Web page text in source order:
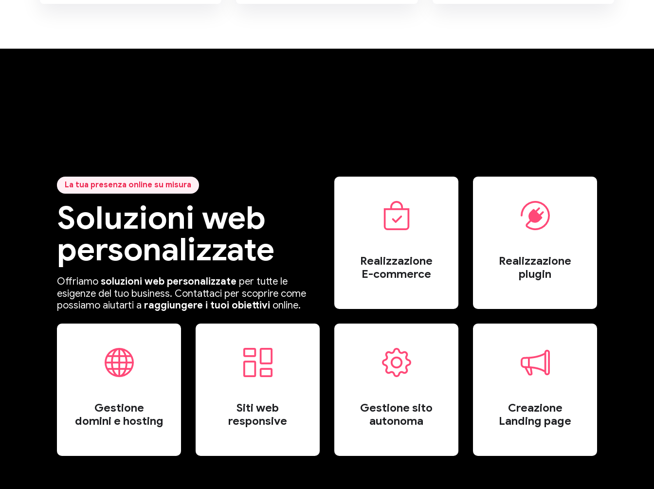
La tua presenza online su misura
Soluzioni web
personalizzate
Offriamo soluzioni web personalizzate per tutte le
esigenze del tuo business. Contattaci per scoprire come
possiamo aiutarti a raggiungere i tuoi obiettivi online.
Realizzazione
E-commerce
Realizzazione
plugin
Gestione
domini e hosting
Siti web
responsive
Gestione sito
autonoma
Creazione
Landing page